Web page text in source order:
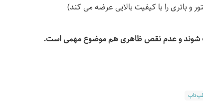
و باتری را با کیفیت بالایی عرضه می کند)
شوند و عدم نقص ظاهری هم موضوع مهمی است.
لپ‌تاپ